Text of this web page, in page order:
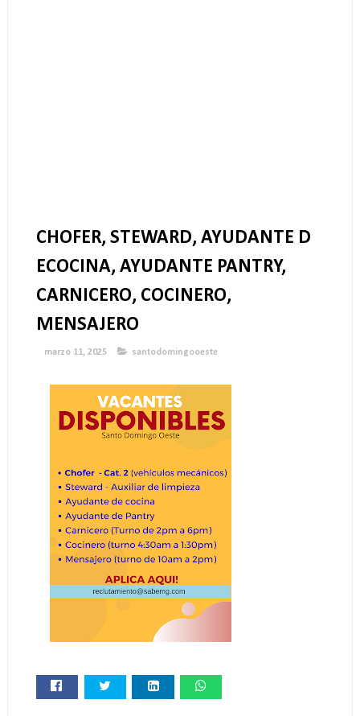
CHOFER, STEWARD, AYUDANTE D
ECOCINA, AYUDANTE PANTRY,
CARNICERO, COCINERO,
MENSAJERO
marzo 11, 2025 santodomingooeste